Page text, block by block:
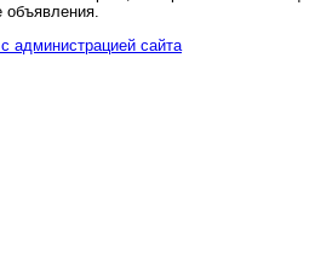
объявления.
администрацией сайта